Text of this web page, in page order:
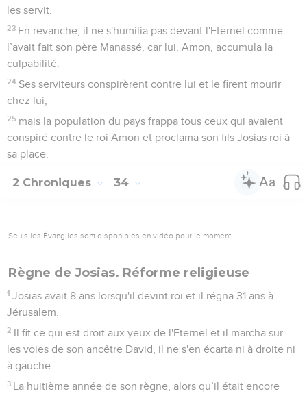
les servit.
23 En revanche, il ne s'humilia pas devant l'Eternel comme
l’avait fait son père Manassé, car lui, Amon, accumula la
culpabilité.
24 Ses serviteurs conspirèrent contre lui et le firent mourir
chez lui,
25 mais la population du pays frappa tous ceux qui avaient
conspiré contre le roi Amon et proclama son fils Josias roi à
sa place.
2 Chroniques 34
Seuls les Évangiles sont disponibles en vidéo pour le moment.
Règne de Josias. Réforme religieuse
1 Josias avait 8 ans lorsqu'il devint roi et il régna 31 ans à
Jérusalem.
2 Il fit ce qui est droit aux yeux de l'Eternel et il marcha sur
les voies de son ancêtre David, il ne s'en écarta ni à droite ni
à gauche.
3 La huitième année de son règne, alors qu’il était encore